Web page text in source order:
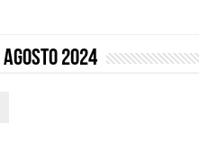
agosto 2024